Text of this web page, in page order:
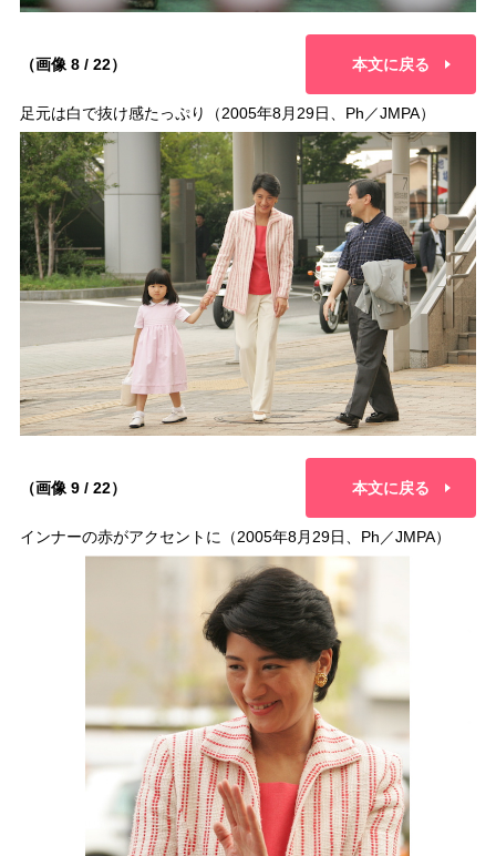
（画像 8 / 22） 本文に戻る
足元は白で抜け感たっぷり（2005年8月29日、Ph／JMPA）
（画像 9 / 22） 本文に戻る
インナーの赤がアクセントに（2005年8月29日、Ph／JMPA）